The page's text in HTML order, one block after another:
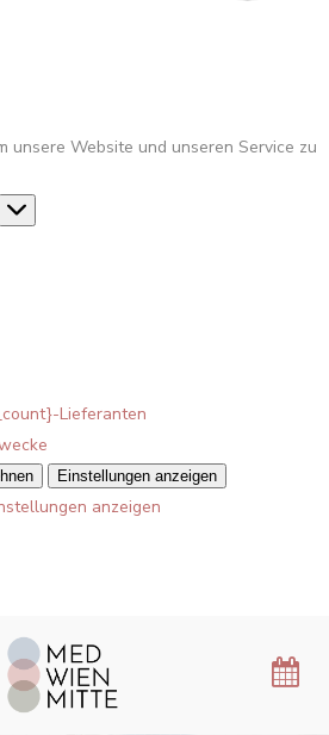
unsere Website und unseren Service zu
Lieferanten
Einstellungen anzeigen
anzeigen